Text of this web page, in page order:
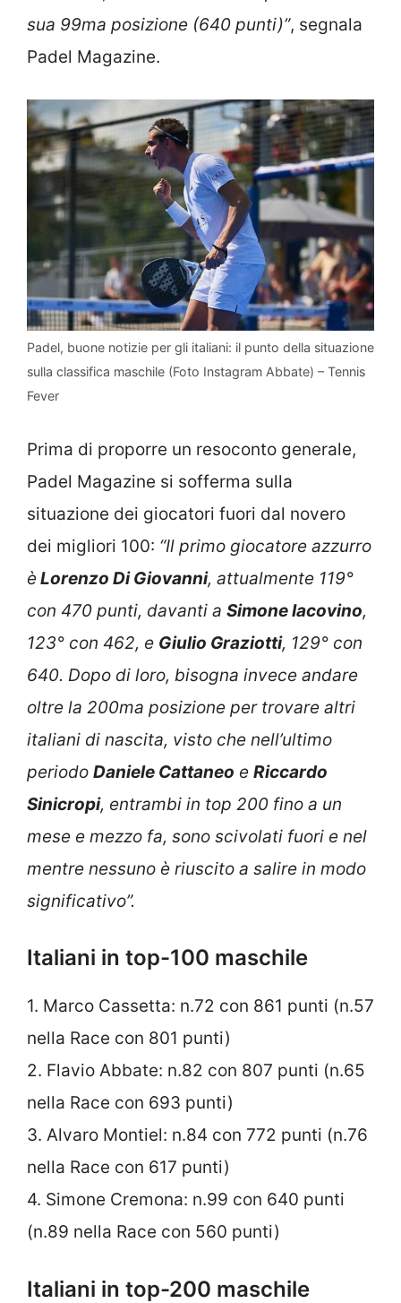
sua 99ma posizione (640 punti)”, segnala
Padel Magazine.
Padel, buone notizie per gli italiani: il punto della situazione
sulla classifica maschile (Foto Instagram Abbate) – Tennis
Fever
Prima di proporre un resoconto generale,
Padel Magazine si sofferma sulla
situazione dei giocatori fuori dal novero
dei migliori 100: “Il primo giocatore azzurro
èLorenzo Di Giovanni, attualmente 119°
con 470 punti, davanti a Simone Iacovino,
123° con 462, e Giulio Graziotti, 129° con
640. Dopo di loro, bisogna invece andare
oltre la 200ma posizione per trovare altri
italiani di nascita, visto che nell’ultimo
periodo Daniele Cattaneo e Riccardo
Sinicropi, entrambi in top 200 fino a un
mese e mezzo fa, sono scivolati fuori e nel
mentre nessuno è riuscito a salire in modo
significativo”.
Italiani in top-100 maschile
1. Marco Cassetta: n.72 con 861 punti (n.57
nella Race con 801 punti)
2. Flavio Abbate: n.82 con 807 punti (n.65
nella Race con 693 punti)
3. Alvaro Montiel: n.84 con 772 punti (n.76
nella Race con 617 punti)
4. Simone Cremona: n.99 con 640 punti
(n.89 nella Race con 560 punti)
Italiani in top-200 maschile